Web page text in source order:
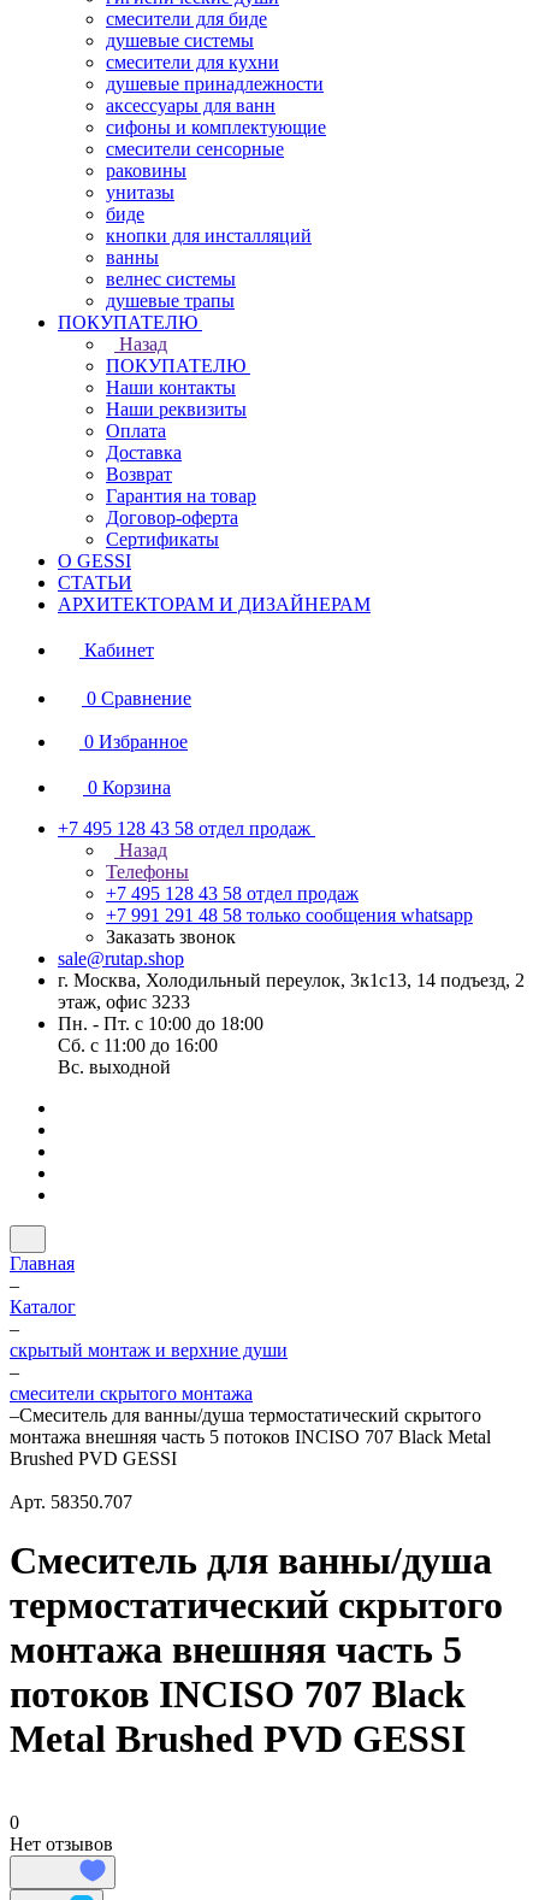
смесители для биде
душевые системы
смесители для кухни
душевые принадлежности
аксессуары для ванн
сифоны и комплектующие
смесители сенсорные
раковины
унитазы
биде
кнопки для инсталляций
ванны
велнес системы
душевые трапы
ПОКУПАТЕЛЮ
Назад
ПОКУПАТЕЛЮ
Наши контакты
Наши реквизиты
Оплата
Доставка
Возврат
Гарантия на товар
Договор-оферта
Сертификаты
О GESSI
СТАТЬИ
АРХИТЕКТОРАМ И ДИЗАЙНЕРАМ
Кабинет
0 Сравнение
0 Избранное
0 Корзина
+7 495 128 43 58 отдел продаж
Назад
Телефоны
+7 495 128 43 58 отдел продаж
+7 991 291 48 58 только сообщения whatsapp
Заказать звонок
sale@rutap.shop
г. Москва, Холодильный переулок, 3к1с13, 14 подъезд, 2
этаж, офис 3233
Пн. - Пт. с 10:00 до 18:00
Сб. с 11:00 до 16:00
Вс. выходной
Главная
–
Каталог
–
скрытый монтаж и верхние души
–
смесители скрытого монтажа
–Смеситель для ванны/душа термостатический скрытого
монтажа внешняя часть 5 потоков INCISO 707 Black Metal
Brushed PVD GESSI
Арт. 58350.707
Смеситель для ванны/душа
термостатический скрытого
монтажа внешняя часть 5
потоков INCISO 707 Black
Metal Brushed PVD GESSI
0
Нет отзывов